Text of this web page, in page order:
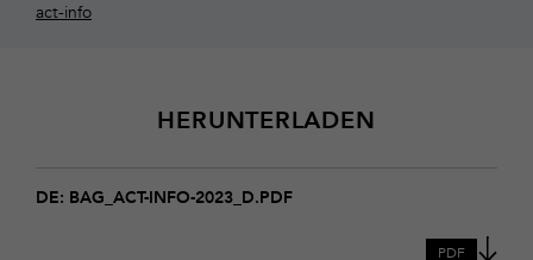
act-info
HERUNTERLADEN
DE: BAG_ACT-INFO-2023_D.PDF
BAG_act-
PDF